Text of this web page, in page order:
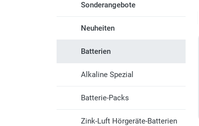
Sonderangebote
Neuheiten
Batterien
Alkaline Spezial
Batterie-Packs
Zink-Luft Hörgeräte-Batterien